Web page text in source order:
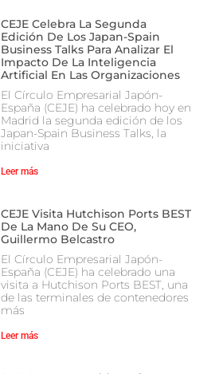
CEJE Celebra La Segunda
Edición De Los Japan-Spain
Business Talks Para Analizar El
Impacto De La Inteligencia
Artificial En Las Organizaciones
El Círculo Empresarial Japón-
España (CEJE) ha celebrado hoy en
Madrid la segunda edición de los
Japan-Spain Business Talks, la
iniciativa
Leer más
CEJE Visita Hutchison Ports BEST
De La Mano De Su CEO,
Guillermo Belcastro
El Círculo Empresarial Japón-
España (CEJE) ha celebrado una
visita a Hutchison Ports BEST, una
de las terminales de contenedores
más
Leer más